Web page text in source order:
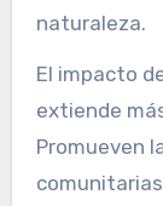
naturaleza.
El impacto
extiende
Promueven